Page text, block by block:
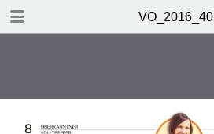
VO_2016_40
TABLE OF CONTENTS
Interview von Herbert Hauser